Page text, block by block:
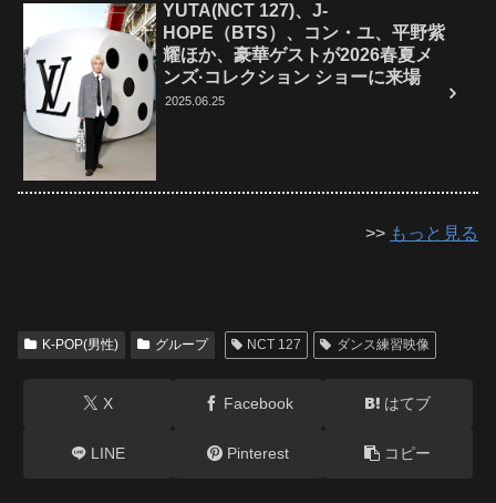
YUTA(NCT 127)、J-
HOPE（BTS）、コン・ユ、平野紫
耀ほか、豪華ゲストが2026春夏メ
ンズ·コレクション ショーに来場
2025.06.25
>> もっと見る
K-POP(男性) グループ NCT 127 ダンス練習映像
X Facebook はてブ
LINE Pinterest コピー